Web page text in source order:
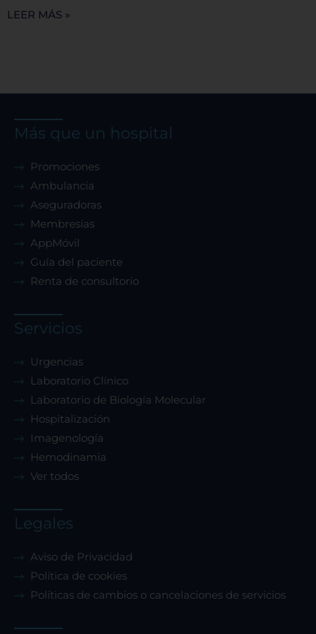
LEER MÁS »
Más que un hospital
Promociones
Ambulancia
Aseguradoras
Membresías
AppMóvil
Guía del paciente
Renta de consultorio
Servicios
Urgencias
Laboratorio Clínico
Laboratorio de Biología Molecular
Hospitalización
Imagenología
Hemodinamia
Ver todos
Legales
Aviso de Privacidad
Política de cookies
Políticas de cambios o cancelaciones de servicios
Cookies de funcionalidad
Rechazar todas